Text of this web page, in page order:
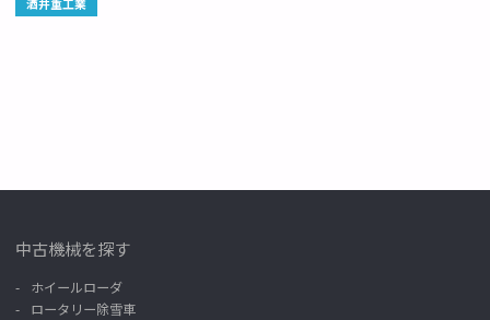
中古機械を探す
ホイールローダ
ロータリー除雪車